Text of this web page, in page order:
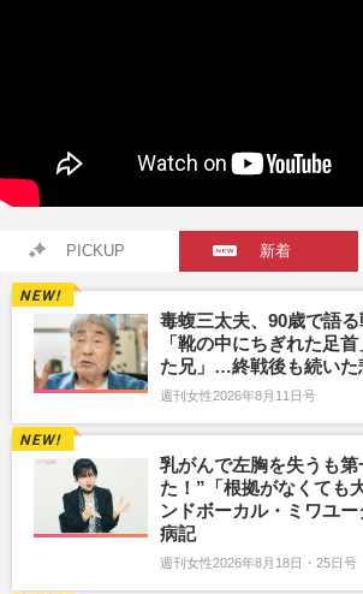
PICKUP 新着
毒蝮三太夫、90歳で語
「靴の中にちぎれた足
た兄」…終戦後も続いた
週刊女性2026年8月11日号
乳がんで左胸を失うも
た！”「根拠がなくても
ンドボーカル・ミワユ
病記
週刊女性2026年8月18日・25日号